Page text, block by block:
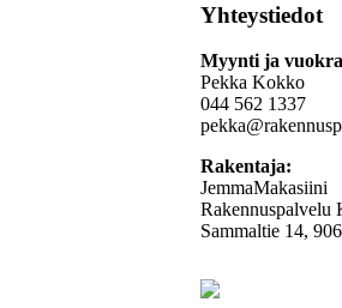
Yhteystiedot
Myynti ja
Pekka Kokko
044 562 1337
Rakentaja:
JemmaMakasiini
Rakennuspalvelu
Sammaltie 14,